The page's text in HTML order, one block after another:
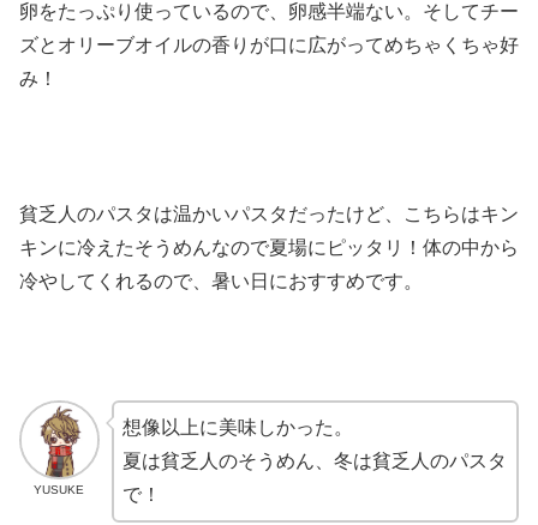
卵をたっぷり使っているので、卵感半端ない。そしてチー
ズとオリーブオイルの香りが口に広がってめちゃくちゃ好
み！
貧乏人のパスタは温かいパスタだったけど、こちらはキン
キンに冷えたそうめんなので夏場にピッタリ！体の中から
冷やしてくれるので、暑い日におすすめです。
YUSUKE
想像以上に美味しかった。
夏は貧乏人のそうめん、冬は貧乏人のパスタ
で！